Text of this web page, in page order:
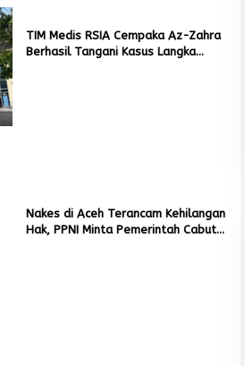
TIM Medis RSIA Cempaka Az-Zahra
Berhasil Tangani Kasus Langka
Nakes di Aceh Terancam Kehilangan
Hak, PPNI Minta Pemerintah Cabut